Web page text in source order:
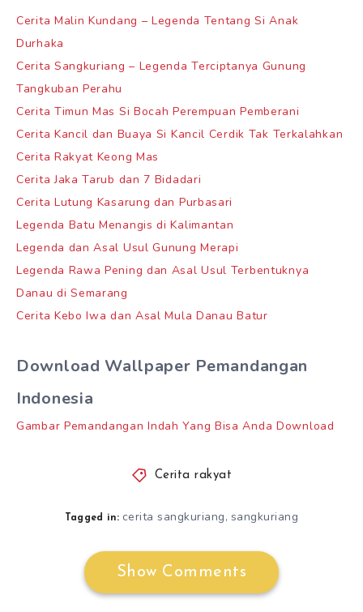
Cerita Malin Kundang – Legenda Tentang Si Anak
Durhaka
Cerita Sangkuriang – Legenda Terciptanya Gunung
Tangkuban Perahu
Cerita Timun Mas Si Bocah Perempuan Pemberani
Cerita Kancil dan Buaya Si Kancil Cerdik Tak Terkalahkan
Cerita Rakyat Keong Mas
Cerita Jaka Tarub dan 7 Bidadari
Cerita Lutung Kasarung dan Purbasari
Legenda Batu Menangis di Kalimantan
Legenda dan Asal Usul Gunung Merapi
Legenda Rawa Pening dan Asal Usul Terbentuknya
Danau di Semarang
Cerita Kebo Iwa dan Asal Mula Danau Batur
Download Wallpaper Pemandangan
Indonesia
Gambar Pemandangan Indah Yang Bisa Anda Download
Cerita rakyat
Tagged in: cerita sangkuriang, sangkuriang
Show Comments